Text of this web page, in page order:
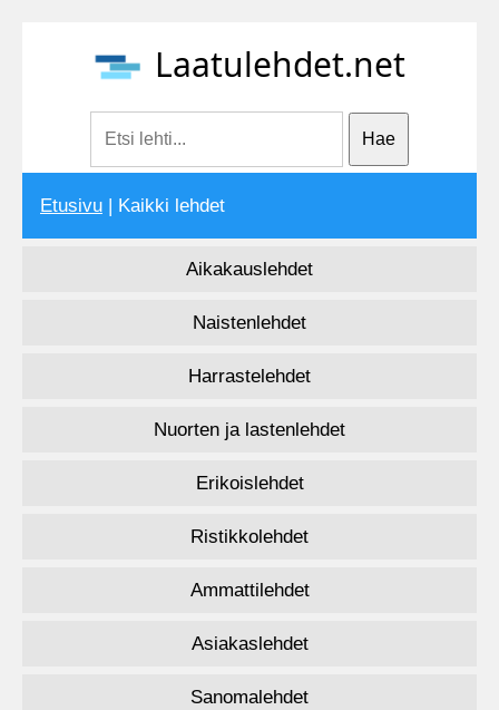
Laatulehdet.net
Etusivu | Kaikki lehdet
Aikakauslehdet
Naistenlehdet
Harrastelehdet
Nuorten ja lastenlehdet
Erikoislehdet
Ristikkolehdet
Ammattilehdet
Asiakaslehdet
Sanomalehdet